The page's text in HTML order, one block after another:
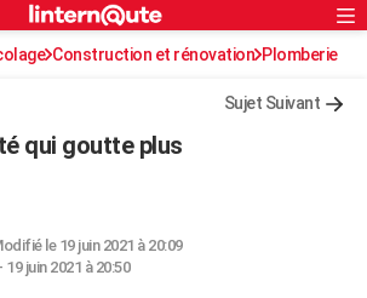
Rechercher
S'inscrire
Connexion
Construction et rénovation Plomberie
Sujet Suivant
qui goutte plus
le 19 juin 2021 à 20:09
19 juin 2021 à 20:50